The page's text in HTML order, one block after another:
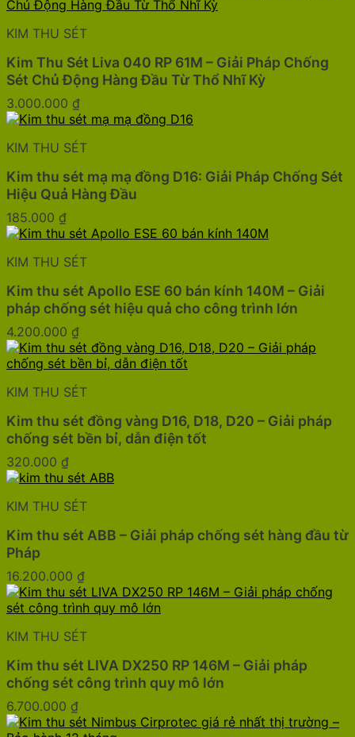
KIM THU SÉT
Kim Thu Sét Liva 040 RP 61M – Giải Pháp Chống
Sét Chủ Động Hàng Đầu Từ Thổ Nhĩ Kỳ
3.000.000 ₫
KIM THU SÉT
Kim thu sét mạ mạ đồng D16: Giải Pháp Chống Sét
Hiệu Quả Hàng Đầu
185.000 ₫
KIM THU SÉT
Kim thu sét Apollo ESE 60 bán kính 140M – Giải
pháp chống sét hiệu quả cho công trình lớn
4.200.000 ₫
KIM THU SÉT
Kim thu sét đồng vàng D16, D18, D20 – Giải pháp
chống sét bền bỉ, dẫn điện tốt
320.000 ₫
KIM THU SÉT
Kim thu sét ABB – Giải pháp chống sét hàng đầu từ
Pháp
16.200.000 ₫
KIM THU SÉT
Kim thu sét LIVA DX250 RP 146M – Giải pháp
chống sét công trình quy mô lớn
6.700.000 ₫